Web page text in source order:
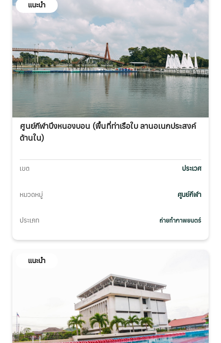
ศูนย์กีฬาบึงหนองบอน (พื้นที่ท่าเรือใบ ลานอเนกประสงค์
ด้านใน)
เขต ประเวศ
หมวดหมู่ ศูนย์กีฬา
ประเภท ถ่ายทำภาพยนตร์
แนะนำ
แนะนำ